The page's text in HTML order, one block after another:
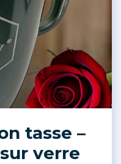
tasse –
verre